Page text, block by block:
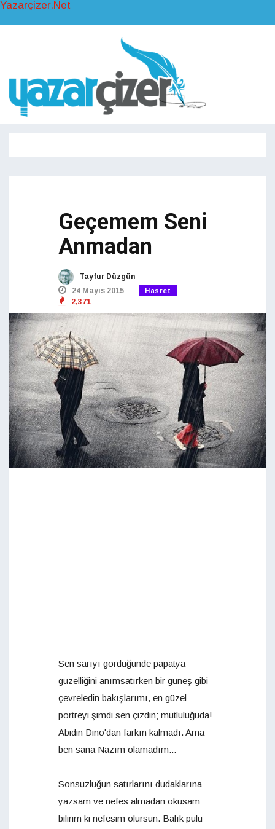
Yazarçizer.Net
Geçemem Seni
Anmadan
Tayfur Düzgün
24 Mayıs 2015
Hasret
2,371
Sen sarıyı gördüğünde papatya
güzelliğini anımsatırken bir güneş gibi
çevreledin bakışlarımı, en güzel
portreyi şimdi sen çizdin; mutluluğuda!
Abidin Dino'dan farkın kalmadı. Ama
ben sana Nazım olamadım...
Sonsuzluğun satırlarını dudaklarına
yazsam ve nefes almadan okusam
bilirim ki nefesim olursun. Balık pulu